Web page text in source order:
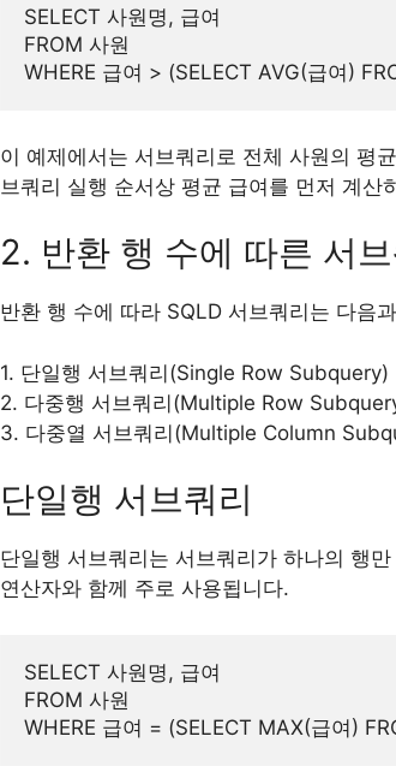
SELECT 사원명, 급여
FROM 사원
이 예제에서는 서브쿼리로 전체 사원의 평
브쿼리 실행 순서상 평균 급여를 먼저 계
2. 반환 행 수에 따른 서
반환 행 수에 따라 SQLD 서브쿼리는 다음
1. 단일행 서브쿼리(Single Row Subquery)
2. 다중행 서브쿼리(Multiple Row
3. 다중열 서브쿼리(Multiple Column
단일행 서브쿼리
단일행 서브쿼리는 서브쿼리가 하나의 행
연산자와 함께 주로 사용됩니다.
SELECT 사원명, 급여
FROM 사원